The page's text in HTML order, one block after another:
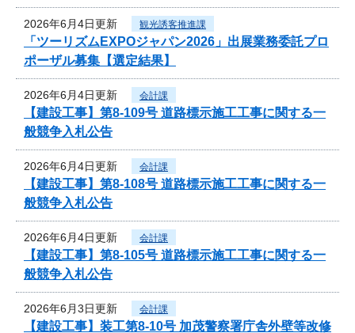
2026年6月4日更新 観光誘客推進課
「ツーリズムEXPOジャパン2026」出展業務委託プロ
ポーザル募集【選定結果】
2026年6月4日更新 会計課
【建設工事】第8-109号 道路標示施工工事に関する一
般競争入札公告
2026年6月4日更新 会計課
【建設工事】第8-108号 道路標示施工工事に関する一
般競争入札公告
2026年6月4日更新 会計課
【建設工事】第8-105号 道路標示施工工事に関する一
般競争入札公告
2026年6月3日更新 会計課
【建設工事】装工第8-10号 加茂警察署庁舎外壁等改修